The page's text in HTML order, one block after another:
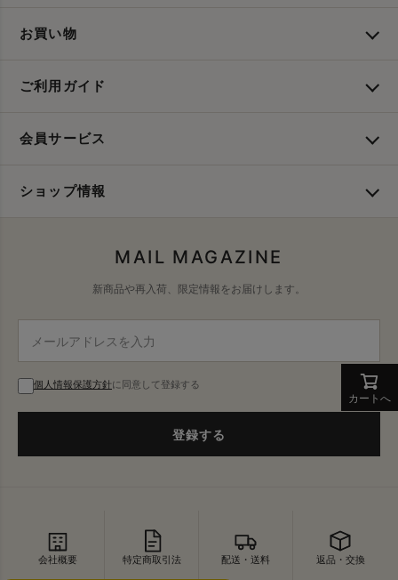
カートへ
お買い物
ご利用ガイド
会員サービス
ショップ情報
MAIL MAGAZINE
新商品や再入荷、限定情報をお届けします。
個人情報保護方針に同意して登録する
登録する
会社概要 特定商取引法 配送・送料 返品・交換